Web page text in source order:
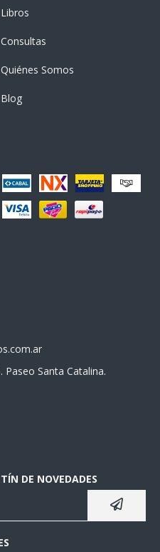
Libros
Consultas
Quiénes Somos
Blog
Paseo Santa Catalina.
DE NOVEDADES